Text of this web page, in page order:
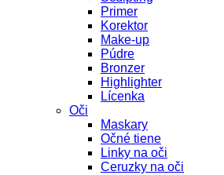
Primer
Korektor
Make-up
Púdre
Bronzer
Highlighter
Lícenka
Oči
Maskary
Očné tiene
Linky na oči
Ceruzky na oči